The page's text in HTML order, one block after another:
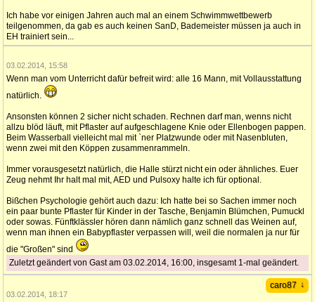
Ich habe vor einigen Jahren auch mal an einem Schwimmwettbewerb
teilgenommen, da gab es auch keinen SanD, Bademeister müssen ja auch in
EH trainiert sein...
03.02.2014, 15:58
Wenn man vom Unterricht dafür befreit wird: alle 16 Mann, mit Vollausstattung
natürlich.
Ansonsten können 2 sicher nicht schaden. Rechnen darf man, wenns nicht
allzu blöd läuft, mit Pflaster auf aufgeschlagene Knie oder Ellenbogen pappen.
Beim Wasserball vielleicht mal mit `ner Platzwunde oder mit Nasenbluten,
wenn zwei mit den Köppen zusammenrammeln.
Immer vorausgesetzt natürlich, die Halle stürzt nicht ein oder ähnliches. Euer
Zeug nehmt Ihr halt mal mit, AED und Pulsoxy halte ich für optional.
Bißchen Psychologie gehört auch dazu: Ich hatte bei so Sachen immer noch
ein paar bunte Pflaster für Kinder in der Tasche, Benjamin Blümchen, Pumuckl
oder sowas. Fünftklässler hören dann nämlich ganz schnell das Weinen auf,
wenn man ihnen ein Babypflaster verpassen will, weil die normalen ja nur für
die "Großen" sind
Zuletzt geändert von Gast am 03.02.2014, 16:00, insgesamt 1-mal geändert.
caro87 ↓
03.02.2014, 18:17